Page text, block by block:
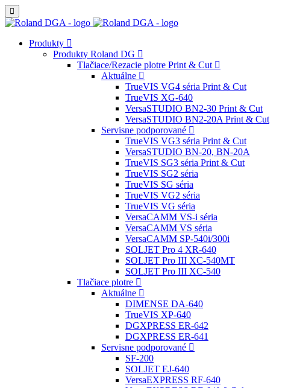
Produkty
Produkty Roland DG
Tlačiace/Rezacie plotre Print & Cut
Aktuálne
TrueVIS VG4 séria Print & Cut
TrueVIS XG-640
VersaSTUDIO BN2-30 Print & Cut
VersaSTUDIO BN2-20A Print & Cut
Servisne podporované
TrueVIS VG3 séria Print & Cut
VersaSTUDIO BN-20, BN-20A
TrueVIS SG3 séria Print & Cut
TrueVIS SG2 séria
TrueVIS SG séria
TrueVIS VG2 séria
TrueVIS VG séria
VersaCAMM VS-i séria
VersaCAMM VS séria
VersaCAMM SP-540i/300i
SOLJET Pro 4 XR-640
SOLJET Pro III XC-540MT
SOLJET Pro III XC-540
Tlačiace plotre
Aktuálne
DIMENSE DA-640
TrueVIS XP-640
DGXPRESS ER-642
DGXPRESS ER-641
Servisne podporované
SF-200
SOLJET EJ-640
VersaEXPRESS RF-640